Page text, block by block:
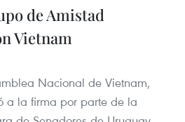
de Amistad
Vietnam
Nacional de Vietnam,
a la firma por parte de la